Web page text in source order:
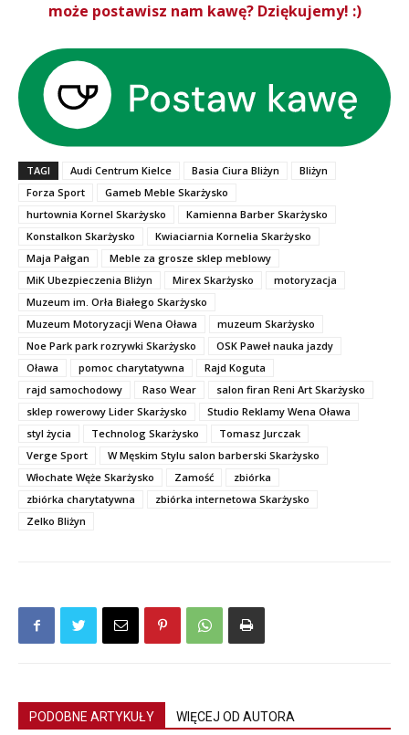
może postawisz nam kawę? Dziękujemy! :)
TAGI Audi Centrum Kielce Basia Ciura Bliżyn
Bliżyn
Forza Sport
Gameb Meble Skarżysko
hurtownia Kornel Skarżysko
Kamienna Barber Skarżysko
Konstalkon Skarżysko
Kwiaciarnia Kornelia Skarżysko
Maja Pałgan
Meble za grosze sklep meblowy
MiK Ubezpieczenia Bliżyn
Mirex Skarżysko
motoryzacja
Muzeum im. Orła Białego Skarżysko
Muzeum Motoryzacji Wena Oława
muzeum Skarżysko
Noe Park park rozrywki Skarżysko
OSK Paweł nauka jazdy
Oława
pomoc charytatywna
Rajd Koguta
rajd samochodowy
Raso Wear
salon firan Reni Art Skarżysko
sklep rowerowy Lider Skarżysko
Studio Reklamy Wena Oława
styl życia
Technolog Skarżysko
Tomasz Jurczak
Verge Sport
W Męskim Stylu salon barberski Skarżysko
Włochate Węże Skarżysko
Zamość
zbiórka
zbiórka charytatywna
zbiórka internetowa Skarżysko
Zelko Bliżyn
PODOBNE ARTYKUŁY WIĘCEJ OD AUTORA